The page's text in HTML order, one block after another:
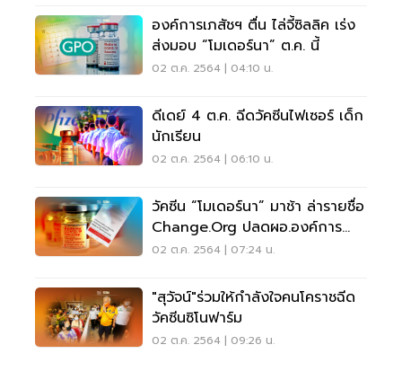
องค์การเภสัชฯ ตื่น ไล่จี้ซิลลิค เร่ง
ส่งมอบ “โมเดอร์นา” ต.ค. นี้
02 ต.ค. 2564 | 04:10 น.
ดีเดย์ 4 ต.ค. ฉีดวัคซีนไฟเซอร์ เด็ก
นักเรียน
02 ต.ค. 2564 | 06:10 น.
วัคซีน “โมเดอร์นา” มาช้า ล่ารายชื่อ
Change.org ปลดผอ.องค์การ
เภสัชฯ
02 ต.ค. 2564 | 07:24 น.
"สุวัจน์"ร่วมให้กำลังใจคนโคราชฉีด
วัคซีนซิโนฟาร์ม
02 ต.ค. 2564 | 09:26 น.